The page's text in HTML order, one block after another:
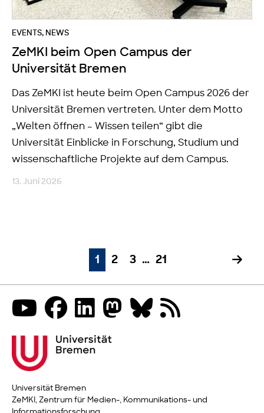
EVENTS, NEWS
ZeMKI beim Open Campus der
Universität Bremen
Das ZeMKI ist heute beim Open Campus 2026 der
Universität Bremen vertreten. Unter dem Motto
„Welten öffnen – Wissen teilen“ gibt die
Universität Einblicke in Forschung, Studium und
wissenschaftliche Projekte auf dem Campus.
13. Juni 2026
1 2 3 … 21
Universität Bremen
ZeMKI, Zentrum für Medien-, Kommunikations- und